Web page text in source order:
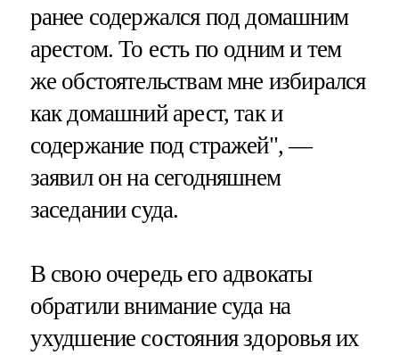
ранее содержался под домашним
арестом. То есть по одним и тем
же обстоятельствам мне избирался
как домашний арест, так и
содержание под стражей", —
заявил он на сегодняшнем
заседании суда.
В свою очередь его адвокаты
обратили внимание суда на
ухудшение состояния здоровья их